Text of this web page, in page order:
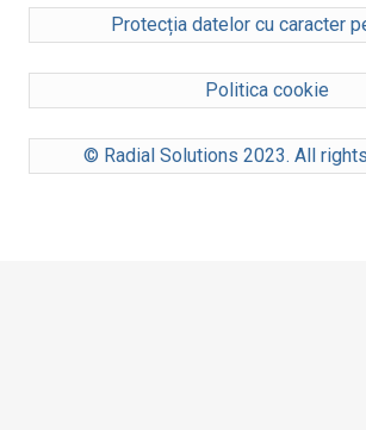
Protecția datelor cu caracter
Politica cookie
© Radial Solutions 2023. All